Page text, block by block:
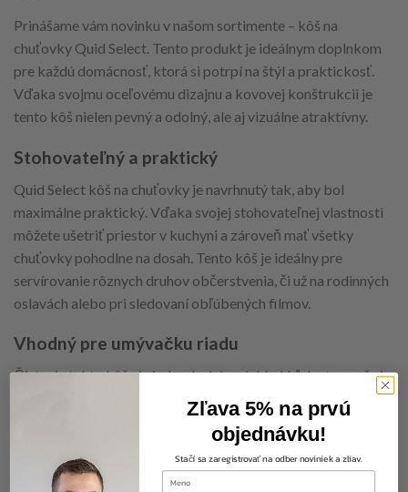
Prinášame vám novinku v našom sortimente – kôš na
chuťovky Quid Select. Tento produkt je ideálnym doplnkom
pre každú domácnosť, ktorá si potrpí na štýl a praktickosť.
Vďaka svojmu oceľovému dizajnu a kovovej konštrukcii je
tento kôš nielen pevný a odolný, ale aj vizuálne atraktívny.
Stohovateľný a praktický
Quid Select kôš na chuťovky je navrhnutý tak, aby bol
maximálne praktický. Vďaka svojej stohovateľnej vlastnosti
môžete ušetriť priestor v kuchyni a zároveň mať všetky
chuťovky pohodlne na dosah. Tento kôš je ideálny pre
servírovanie rôznych druhov občerstvenia, či už na rodinných
oslavách alebo pri sledovaní obľúbených filmov.
Vhodný pre umývačku riadu
Čistenie tohto kôša je jednoduché a rýchle. Vďaka tomu, že je
vyrobený z kovu a ocele, môžete ho bez obáv vložiť do
umývačky riadu. Takže po skončení večierka nemusíte stráviť
hodiny pri drezu, ale jednoducho vložíte kôš do umývačky a
môžete si užívať zvyšok večera.
Zľava 5% na prvú
objednávku!
Stačí sa zaregistrovať na odber noviniek a zliav.
first-name